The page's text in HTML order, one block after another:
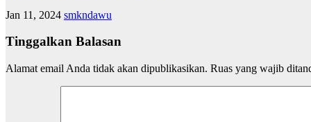
Jan 11, 2024 smkndawu
Tinggalkan Balasan
Alamat email Anda tidak akan dipublikasikan. Ruas yang wajib